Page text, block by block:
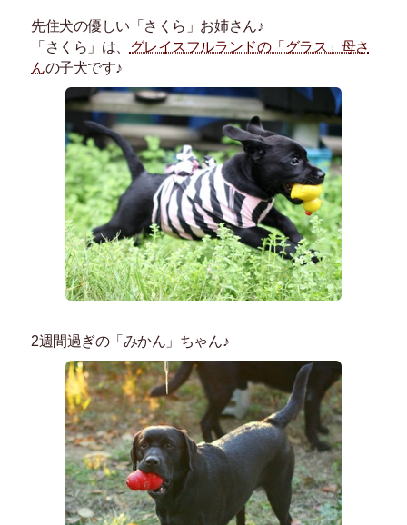
先住犬の優しい「さくら」お姉さん♪
「さくら」は、 グレイスフルランドの「グラス」母さ
んの子犬です♪
2週間過ぎの「みかん」ちゃん♪